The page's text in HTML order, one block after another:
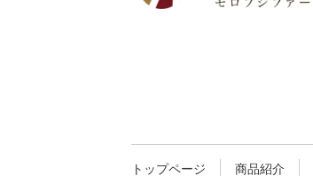
トップページ 商品紹介